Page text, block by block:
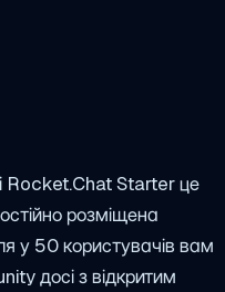
Rocket.Chat Starter це
розміщена
у 50 користувачів вам
досі з відкритим